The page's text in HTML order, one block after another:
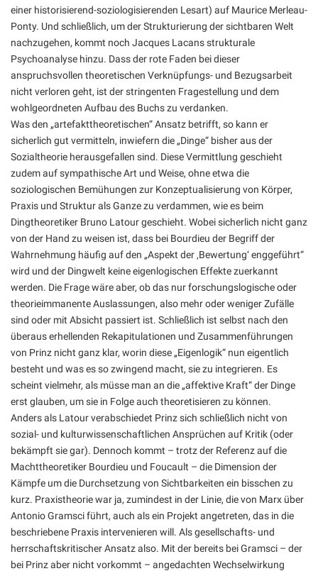
einer historisierend-soziologisierenden Lesart) auf Maurice Merleau-
Ponty. Und schließlich, um der Strukturierung der sichtbaren Welt
nachzugehen, kommt noch Jacques Lacans strukturale
Psychoanalyse hinzu. Dass der rote Faden bei dieser
anspruchsvollen theoretischen Verknüpfungs- und Bezugsarbeit
nicht verloren geht, ist der stringenten Fragestellung und dem
wohlgeordneten Aufbau des Buchs zu verdanken.
Was den „artefakttheoretischen“ Ansatz betrifft, so kann er
sicherlich gut vermitteln, inwiefern die „Dinge“ bisher aus der
Sozialtheorie herausgefallen sind. Diese Vermittlung geschieht
zudem auf sympathische Art und Weise, ohne etwa die
soziologischen Bemühungen zur Konzeptualisierung von Körper,
Praxis und Struktur als Ganze zu verdammen, wie es beim
Dingtheoretiker Bruno Latour geschieht. Wobei sicherlich nicht ganz
von der Hand zu weisen ist, dass bei Bourdieu der Begriff der
Wahrnehmung häufig auf den „Aspekt der ‚Bewertung‘ enggeführt“
wird und der Dingwelt keine eigenlogischen Effekte zuerkannt
werden. Die Frage wäre aber, ob das nur forschungslogische oder
theorieimmanente Auslassungen, also mehr oder weniger Zufälle
sind oder mit Absicht passiert ist. Schließlich ist selbst nach den
überaus erhellenden Rekapitulationen und Zusammenführungen
von Prinz nicht ganz klar, worin diese „Eigenlogik“ nun eigentlich
besteht und was es so zwingend macht, sie zu integrieren. Es
scheint vielmehr, als müsse man an die „affektive Kraft“ der Dinge
erst glauben, um sie in Folge auch theoretisieren zu können.
Anders als Latour verabschiedet Prinz sich schließlich nicht von
sozial- und kulturwissenschaftlichen Ansprüchen auf Kritik (oder
bekämpft sie gar). Dennoch kommt – trotz der Referenz auf die
Machttheoretiker Bourdieu und Foucault – die Dimension der
Kämpfe um die Durchsetzung von Sichtbarkeiten ein bisschen zu
kurz. Praxistheorie war ja, zumindest in der Linie, die von Marx über
Antonio Gramsci führt, auch als ein Projekt angetreten, das in die
beschriebene Praxis intervenieren will. Als gesellschafts- und
herrschaftskritischer Ansatz also. Mit der bereits bei Gramsci – der
bei Prinz aber nicht vorkommt – angedachten Wechselwirkung